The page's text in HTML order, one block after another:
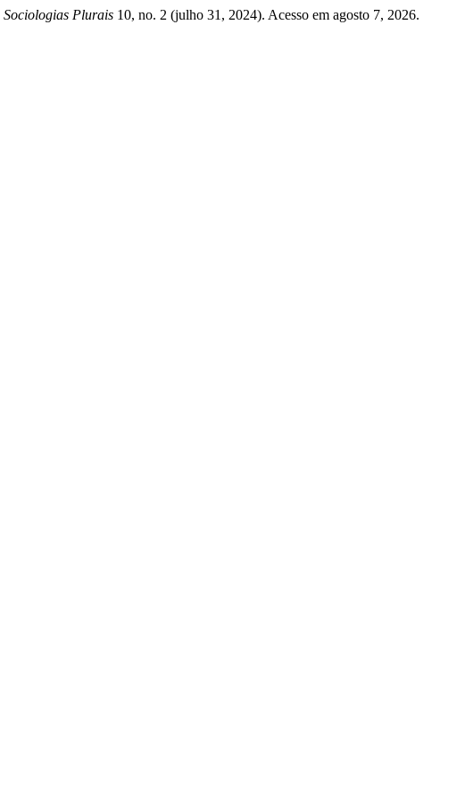
Sociologias Plurais 10, no. 2 (julho 31, 2024). Acesso em agosto 7, 2026.